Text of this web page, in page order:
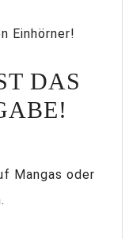
Einhörner!
DAS
Mangas oder